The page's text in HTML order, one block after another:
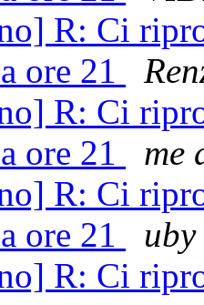
R: Ci
ore 21
R: Ci
ore 21
me
R: Ci
ore 21
R: Ci